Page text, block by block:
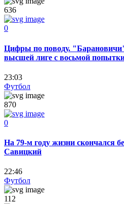
636
0
Цифры по поводу.
высшей лиге с восьмой
23:03
Футбол
870
0
На 79-м году жизни скончался
Савицкий
22:46
Футбол
112